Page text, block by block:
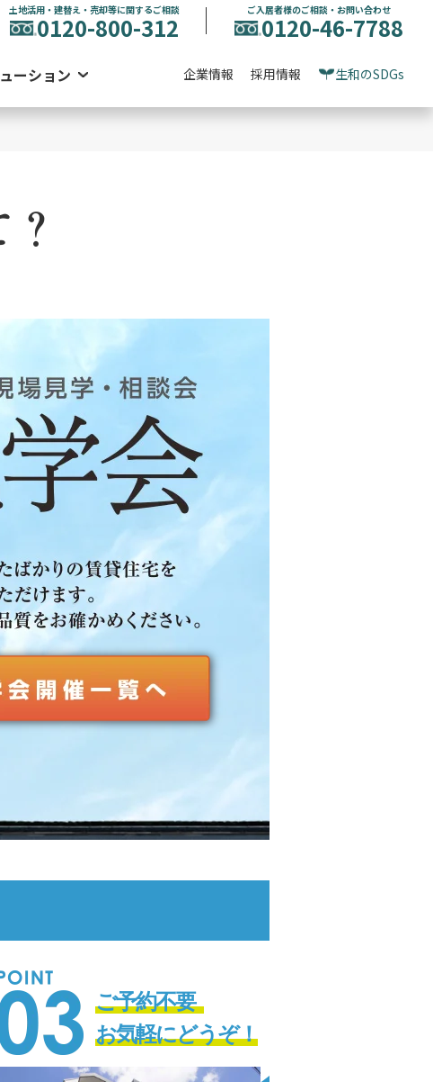
土地活用・建替え・売却等に関するご相談
0120-800-312
ご入居者様のご相談・お問い合わせ
0120-46-7788
ーション 企業情報 採用情報 生和のSDGs
ご予約不要
お気軽にどうぞ！